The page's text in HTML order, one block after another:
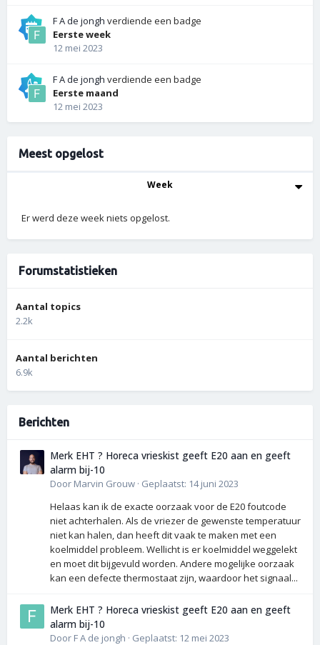
F A de jongh verdiende een badge
Eerste week
12 mei 2023
F A de jongh verdiende een badge
Eerste maand
12 mei 2023
Meest opgelost
Week
Er werd deze week niets opgelost.
Forumstatistieken
Aantal topics
2.2k
Aantal berichten
6.9k
Berichten
Merk EHT ? Horeca vrieskist geeft E20 aan en geeft
alarm bij-10
Door Marvin Grouw · Geplaatst: 14 juni 2023
Helaas kan ik de exacte oorzaak voor de E20 foutcode
niet achterhalen. Als de vriezer de gewenste temperatuur
niet kan halen, dan heeft dit vaak te maken met een
koelmiddel probleem. Wellicht is er koelmiddel weggelekt
en moet dit bijgevuld worden. Andere mogelijke oorzaak
kan een defecte thermostaat zijn, waardoor het signaal...
Merk EHT ? Horeca vrieskist geeft E20 aan en geeft
alarm bij-10
Door F A de jongh · Geplaatst: 12 mei 2023